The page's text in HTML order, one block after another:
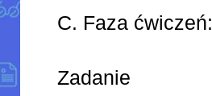
C. Faza ćwiczeń:
Zadanie